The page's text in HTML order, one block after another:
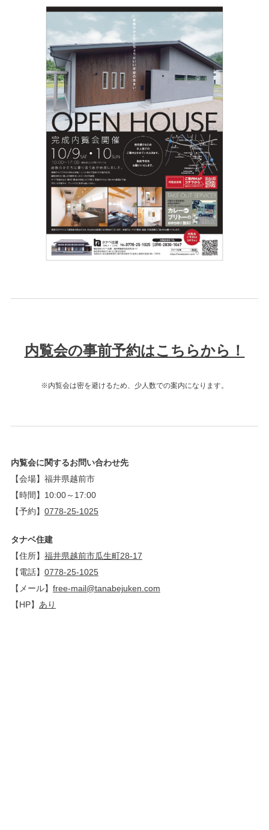
内覧会の事前予約はこちらから！
※内覧会は密を避けるため、少人数での案内になります。
内覧会に関するお問い合わせ先
【会場】福井県越前市
【時間】10:00～17:00
【予約】 0778-25-1025
タナベ住建
【住所】 福井県越前市瓜生町28-17
【電話】 0778-25-1025
【メール】 free-mail@tanabejuken.com
【HP】 あり